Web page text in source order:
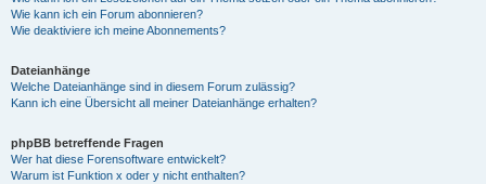
Wie kann ich ein Forum abonnieren?
Wie deaktiviere ich meine Abonnements?
Dateianhänge
Welche Dateianhänge sind in diesem Forum zulässig?
Kann ich eine Übersicht all meiner Dateianhänge erhalten?
phpBB betreffende Fragen
Wer hat diese Forensoftware entwickelt?
Warum ist Funktion x oder y nicht enthalten?